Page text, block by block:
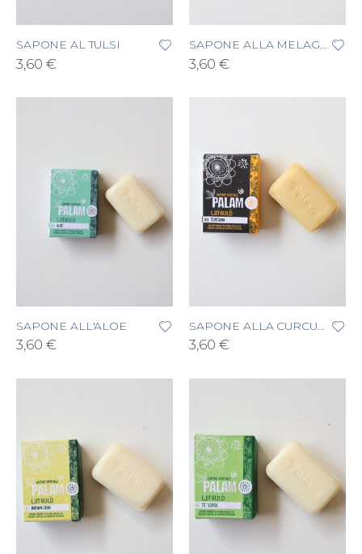
SAPONE AL TULSI
3,60 € 3,60 €
SAPONE ALL'ALOE
3,60 € 3,60 €